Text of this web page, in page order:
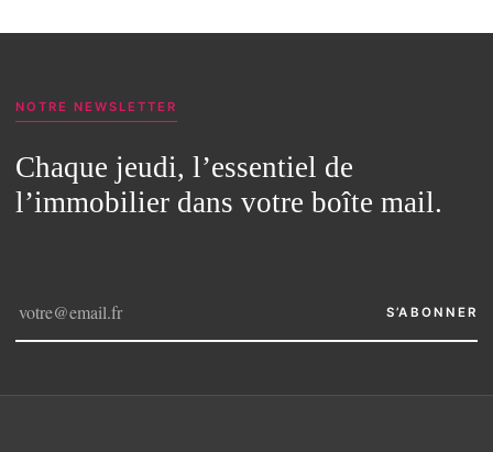
NOTRE NEWSLETTER
Chaque jeudi, l’essentiel de
l’immobilier dans votre boîte mail.
S’ABONNER